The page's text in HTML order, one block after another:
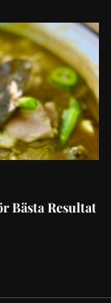
Bästa Resultat